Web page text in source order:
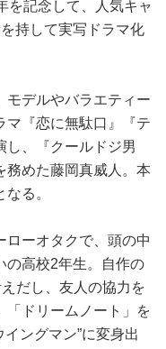
を記念して、人気キャ
持して実写ドラマ化
デルやバラエティー
マ『恋に無駄口』『テ
し、『クールドジ男
務めた藤岡真威人。本
る。
ーオタクで、頭の中
の高校2年生。自作の
だし、友人の協力を
「ドリームノート」を
ングマン”に変身出